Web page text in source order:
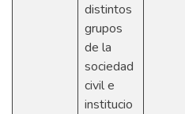
distintos
grupos
de la
sociedad
civil e
institucio